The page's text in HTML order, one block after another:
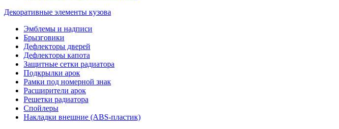
Декоративные элементы кузова
Эмблемы и надписи
Брызговики
Дефлекторы дверей
Дефлекторы капота
Защитные сетки радиатора
Подкрылки арок
Рамки под номерной знак
Расширители арок
Решетки радиатора
Спойлеры
Накладки внешние (ABS-пластик)